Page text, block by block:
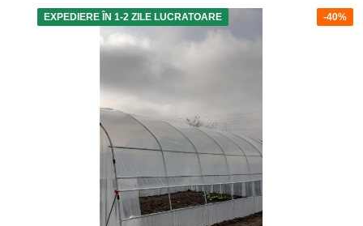
-40%
EXPEDIERE ÎN 1-2 ZILE LUCRATOARE